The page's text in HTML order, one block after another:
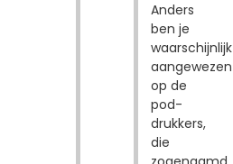
Anders
ben je
waarschijnlijk
aangewezen
op de
pod-
drukkers,
die